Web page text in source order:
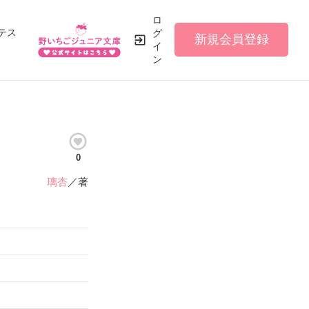
ス
ロ
グ
イ
ン
新規会員登録
0
璃杏／著